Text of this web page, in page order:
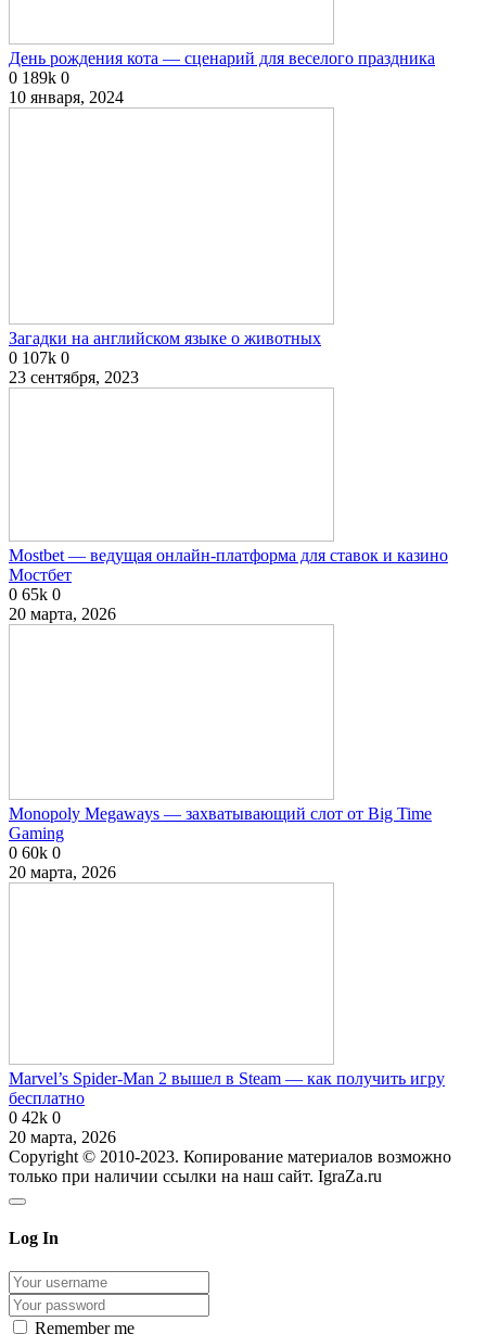
День рождения кота — сценарий для веселого праздника
0 189k 0
10 января, 2024
Загадки на английском языке о животных
0 107k 0
23 сентября, 2023
Mostbet — ведущая онлайн-платформа для ставок и казино
Мостбет
0 65k 0
20 марта, 2026
Monopoly Megaways — захватывающий слот от Big Time
Gaming
0 60k 0
20 марта, 2026
Marvel’s Spider-Man 2 вышел в Steam — как получить игру
бесплатно
0 42k 0
20 марта, 2026
Copyright © 2010-2023. Копирование материалов возможно
только при наличии ссылки на наш сайт. IgraZa.ru
Log In
Remember me